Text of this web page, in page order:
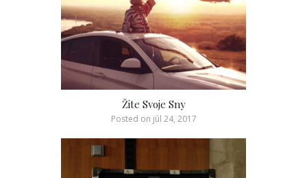
Žite Svoje Sny
Posted on júl 24, 2017